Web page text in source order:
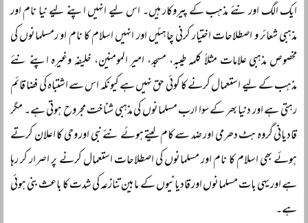
ایک الگ اور نئے مذہب کے پیروکار ہیں۔ اس لیے انہیں اپنے لیے نیا نام اور
مذہبی شعائر و اصطلاحات اختیار کرنی چاہئیں اور انہیں اسلام کا نام او رمسلمانوں کی
مخصوص مذہبی علامات مثلاً کلمہ طیبہ، مسجد، امیر المومنین، خلیفہ وغیرہ اپنے نئے
مذہب کے لیے استعمال کرنے کا کوئی حق نہیں ہے کیونکہ اس سے اشتباہ کی فضا قائم
رہتی ہے اور دنیا بھر کے سوا ارب مسلمانوں کی مذہبی شناخت مجروح ہوتی ہے۔ مگر
قادیانی گروہ ہٹ دھرمی اور ضد سے کام لیتے ہوئے نئے نبی اور وحی کا اعلان کرتے
ہوئے بھی اسلام کا نام اور مسلمانوں کی اصطلاحات استعمال کرنے پر اصرار کر رہا
ہے اور یہی بات مسلمانوں اور قادیانیوں کے مابین تنازعہ کی شدت کا باعث بنی ہوئی
ہے۔